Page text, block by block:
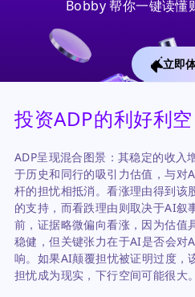
Bobby 帮你一键读懂
立即
投资ADP的利好利空
ADP呈现混合图景：其稳定的收入
于历史和同行的吸引力估值，与对
杆的担忧相抵消。看涨理由得到该
的支持，而看跌理由则取决于AI叙
前，证据略微偏向看涨，因为估值
稳健，但关键张力在于AI是否会对
响。如果AI颠覆担忧被证明过度，
担忧成为现实，下行空间可能很大。